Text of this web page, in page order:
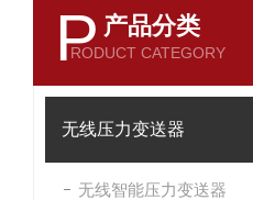
P 产品分类
RODUCT CATEGORY
无线压力变送器
无线智能压力变送器